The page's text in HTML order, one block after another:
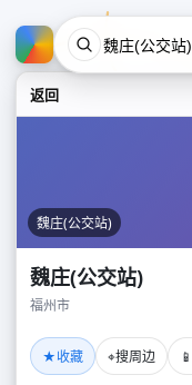
返回
魏庄(公交站)
魏庄(公交站)
福州市
★收藏 ⌖搜周边 📱